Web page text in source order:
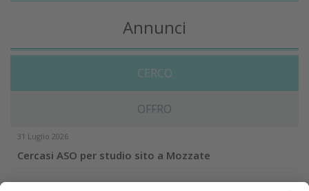
Annunci
CERCO
OFFRO
31 Luglio 2026
Cercasi ASO per studio sito a Mozzate